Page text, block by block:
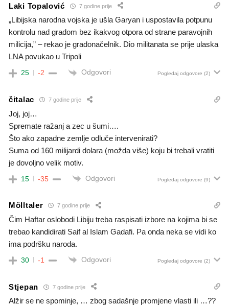
Laki Topalović 7 godine prije
„Libijska narodna vojska je ušla Garyan i uspostavila potpunu
kontrolu nad gradom bez ikakvog otpora od strane paravojnih
milicija,” – rekao je gradonačelnik. Dio militanata se prije ulaska
LNA povukao u Tripoli
25 -2 Odgovori Pogledaj odgovore (2)
čitalac 7 godine prije
Joj, joj…
Spremate ražanj a zec u šumi….
Što ako zapadne zemlje odluče intervenirati?
Suma od 160 milijardi dolara (možda više) koju bi trebali vratiti
je dovoljno velik motiv.
15 -35 Odgovori Pogledaj odgovore (9)
Mölltaler 7 godine prije
Čim Haftar oslobodi Libiju treba raspisati izbore na kojima bi se
trebao kandidirati Saif al Islam Gadafi. Pa onda neka se vidi ko
ima podršku naroda.
30 -1 Odgovori Pogledaj odgovore (2)
Stjepan 7 godine prije
Alžir se ne spominje, … zbog sadašnje promjene vlasti ili …??